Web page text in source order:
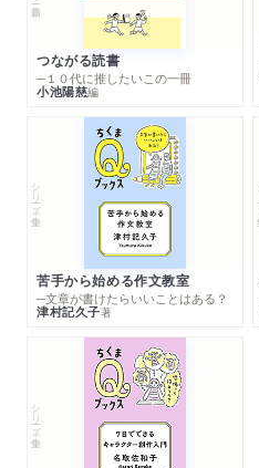
つながる読書
─１０代に推したいこの一冊
小池陽慈編
シリーズ・全集
苦手から始める作文教室
─文章が書けたらいいことはある？
津村記久子著
シリーズ・全集